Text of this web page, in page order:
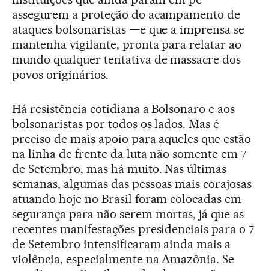
assegurem a proteção do acampamento de
ataques bolsonaristas —e que a imprensa se
mantenha vigilante, pronta para relatar ao
mundo qualquer tentativa de massacre dos
povos originários.
Há resistência cotidiana a Bolsonaro e aos
bolsonaristas por todos os lados. Mas é
preciso de mais apoio para aqueles que estão
na linha de frente da luta não somente em 7
de Setembro, mas há muito. Nas últimas
semanas, algumas das pessoas mais corajosas
atuando hoje no Brasil foram colocadas em
segurança para não serem mortas, já que as
recentes manifestações presidenciais para o 7
de Setembro intensificaram ainda mais a
violência, especialmente na Amazônia. Se